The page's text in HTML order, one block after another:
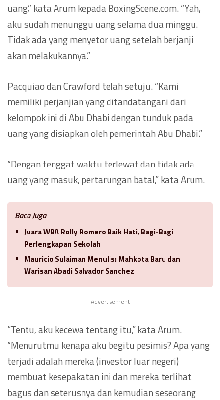
uang,” kata Arum kepada BoxingScene.com. “Yah,
aku sudah menunggu uang selama dua minggu.
Tidak ada yang menyetor uang setelah berjanji
akan melakukannya.”
Pacquiao dan Crawford telah setuju. “Kami
memiliki perjanjian yang ditandatangani dari
kelompok ini di Abu Dhabi dengan tunduk pada
uang yang disiapkan oleh pemerintah Abu Dhabi.”
“Dengan tenggat waktu terlewat dan tidak ada
uang yang masuk, pertarungan batal,” kata Arum.
Baca Juga
Juara WBA Rolly Romero Baik Hati, Bagi-Bagi
Perlengkapan Sekolah
Mauricio Sulaiman Menulis: Mahkota Baru dan
Warisan Abadi Salvador Sanchez
Advertisement
“Tentu, aku kecewa tentang itu,” kata Arum.
“Menurutmu kenapa aku begitu pesimis? Apa yang
terjadi adalah mereka (investor luar negeri)
membuat kesepakatan ini dan mereka terlihat
bagus dan seterusnya dan kemudian seseorang